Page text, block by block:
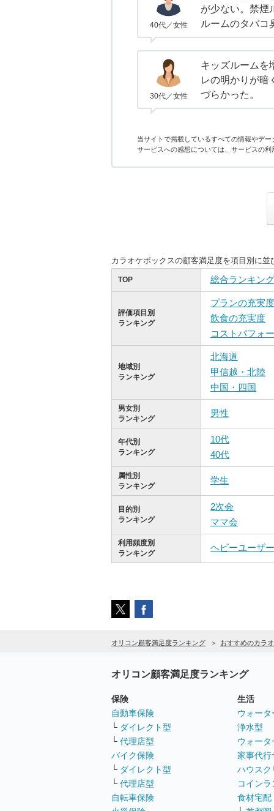
40代／女性
が少ない。禁煙
ルームのタバコ
30代／女性
キッズルームを
レの明かりが暗
づらかった。
当サイトで掲載しているすべての情報やデ
サービスへの感想については、サービスの
カラオケボックスの顧客満足度を項目別に
TOP 総合ランキング
評価項目別
ランキング
プランの充実度
飲食の充実度
コストパフォ
地域別
ランキング
北海道
甲信越・北陸
中国・四国
男女別
ランキング
男性
年代別
ランキング
10代
40代
属性別
ランキング
学生
目的別
ランキング
2次会
ママ会
利用頻度別
ランキング
ヘビーユーザー
オリコン顧客満足度ランキング おすすめのカラ
オリコン顧客満足度ランキング
保険
自動車保険
└ ダイレクト型
└ 代理店型
バイク保険
└ ダイレクト型
└ 代理店型
自転車保険
生活
ウォー
浄水型
ウォー
家事代行
ハウスク
コイン
食材宅配